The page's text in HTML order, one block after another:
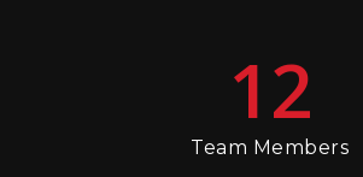
12
Team Members